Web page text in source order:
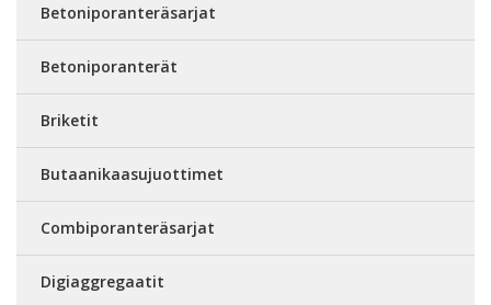
Betoniporanteräsarjat
Betoniporanterät
Briketit
Butaanikaasujuottimet
Combiporanteräsarjat
Digiaggregaatit